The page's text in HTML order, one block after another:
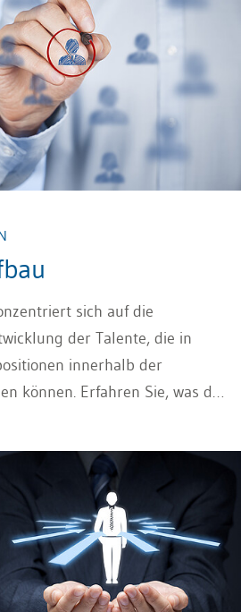
sich auf die
der Talente, die in
innerhalb der
können. Erfahren Sie, was der